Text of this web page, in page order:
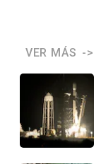
VER MÁS